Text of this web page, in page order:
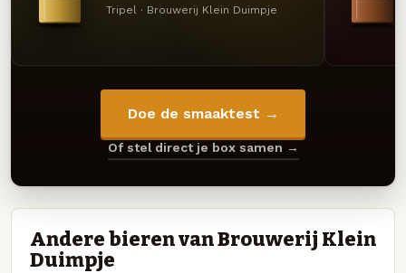
Tripel · Brouwerij Klein Duimpje
Doe de smaaktest →
Of stel direct je box samen →
Andere bieren van Brouwerij Klein
Duimpje